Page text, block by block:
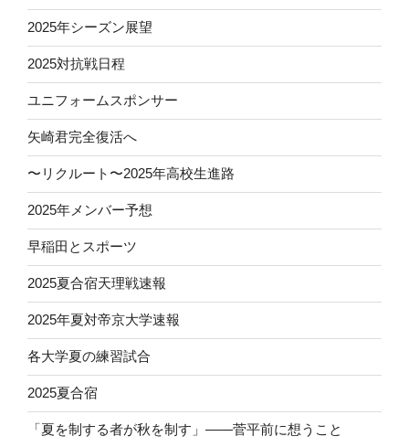
2025年シーズン展望
2025対抗戦日程
ユニフォームスポンサー
矢崎君完全復活へ
〜リクルート〜2025年高校生進路
2025年メンバー予想
早稲田とスポーツ
2025夏合宿天理戦速報
2025年夏対帝京大学速報
各大学夏の練習試合
2025夏合宿
「夏を制する者が秋を制す」——菅平前に想うこと